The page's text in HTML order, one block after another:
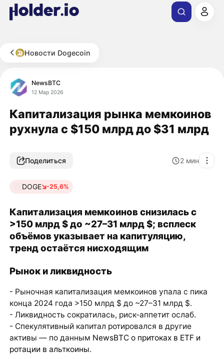
Новости Dogecoin
NewsBTC
12 Мар 2026
Капитализация рынка мемкоинов
рухнула с $150 млрд до $31 млрд
Поделиться 2 мин
DOGE -25,6%
Капитализация мемкоинов снизилась с
>150 млрд $ до ~27–31 млрд $; всплеск
объёмов указывает на капитуляцию,
тренд остаётся нисходящим
Рынок и ликвидность
- Рыночная капитализация мемкоинов упала с пика
конца 2024 года >150 млрд $ до ~27–31 млрд $.
- Ликвидность сократилась, риск‑аппетит ослаб.
- Спекулятивный капитал ротировался в другие
активы — по данным NewsBTC о притоках в ETF и
ротации в альткоины.